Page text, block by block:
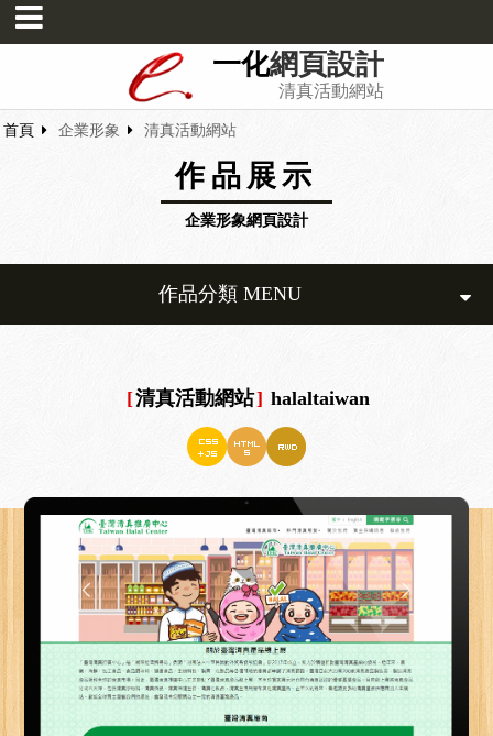
一化網頁設計
清真活動網站
首頁 企業形象 清真活動網站
作品展示
企業形象網頁設計
作品分類 MENU
[清真活動網站] halaltaiwan